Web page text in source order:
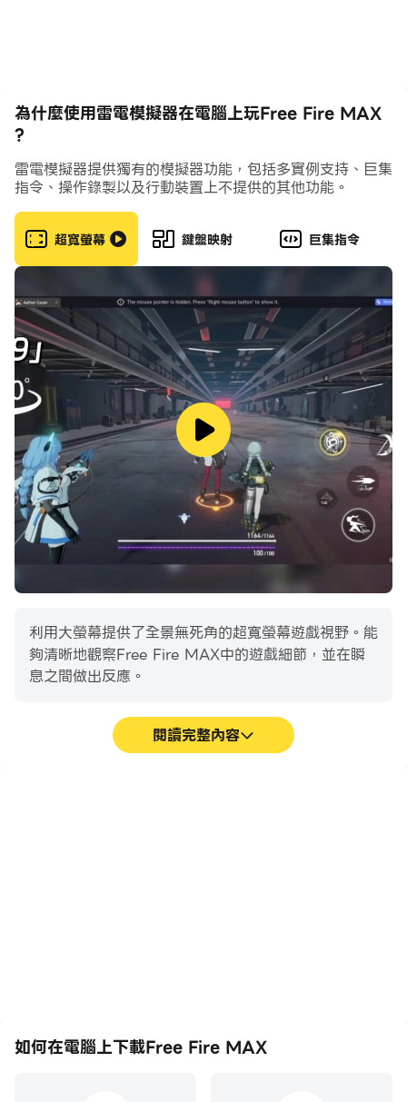
團隊突襲模式全新加入能力點系統，讓你解鎖技能強化、覺
醒武器及各種增益效果，為每場對戰帶來更多的戰術選擇。
【技能強化與覺醒武器】
全新的技能強化與武器覺醒系統現已同步上線至經典模式與
團隊突襲模式。強化角色技能、選擇不同的升級路線，並使
用武器覺醒器提升武器戰力，享受更豐富的戰鬥體驗。
【經典模式賽後回放】
想提升你的經典模式戰術？排位賽結束後，可觀看回放來追
蹤移動路線、擊殺記錄與敵方位置，幫助你全面拆解每一場
對戰、磨練你的策略。
火爆全球的《Garena Free Fire》是一款大逃殺孤島生存
射擊遊戲。在每場10分鐘的戰鬥中，你將與其他49名玩家
四散在荒島之中並爭奪生存機會！玩家可以自由選擇降落
點，並時刻確保自己盡可能的待在安全區內。駕駛載具探索
地圖、隱藏在叢林中，甚至利用地形隱身！伏擊、狙擊、生
存——目標只有一個：活下去，成為最後的倖存者！
Free Fire，Battle In Style! 戰鬥風格由你決定！
【真人經典 生存遊戲】：
搜刮資源、確保安全區、掠奪戰利品，成為最後的贏家！你
還可以爭奪傳奇空投補給，但要小心空襲！
【10分鐘 50人 極致生存挑戰】：
快節奏輕量級玩法——10 分鐘之內將會誕生1位新倖存者！
擊手機遊戲體驗，助你在戰場上成為傳奇！
為什麼使用雷電模擬器在電腦上玩Free Fire MAX
?
雷電模擬器提供獨有的模擬器功能，包括多實例支持、巨集
指令、操作錄製以及行動裝置上不提供的其他功能。
超寬螢幕 鍵盤映射 巨集指令
利用大螢幕提供了全景無死角的超寬螢幕遊戲視野。能
夠清晰地觀察Free Fire MAX中的遊戲細節，並在瞬
息之間做出反應。
閱讀完整內容
如何在電腦上下載Free Fire MAX